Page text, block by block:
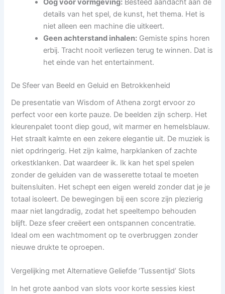
Oog voor vormgeving: Besteed aandacht aan de
details van het spel, de kunst, het thema. Het is
niet alleen een machine die uitkeert.
Geen achterstand inhalen: Gemiste spins horen
erbij. Tracht nooit verliezen terug te winnen. Dat is
het einde van het entertainment.
De Sfeer van Beeld en Geluid en Betrokkenheid
De presentatie van Wisdom of Athena zorgt ervoor zo
perfect voor een korte pauze. De beelden zijn scherp. Het
kleurenpalet toont diep goud, wit marmer en hemelsblauw.
Het straalt kalmte en een zekere elegantie uit. De muziek is
niet opdringerig. Het zijn kalme, harpklanken of zachte
orkestklanken. Dat waardeer ik. Ik kan het spel spelen
zonder de geluiden van de wasserette totaal te moeten
buitensluiten. Het schept een eigen wereld zonder dat je je
totaal isoleert. De bewegingen bij een score zijn plezierig
maar niet langdradig, zodat het speeltempo behouden
blijft. Deze sfeer creëert een ontspannen concentratie.
Ideal om een wachtmoment op te overbruggen zonder
nieuwe drukte te oproepen.
Vergelijking met Alternatieve Geliefde ‘Tussentijd’ Slots
In het grote aanbod van slots voor korte sessies kiest